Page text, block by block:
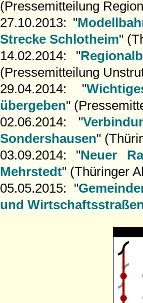
(Pressemitteilung
27.10.2013: "
Strecke Schlotheim"
14.02.2014: "
(Pressemitteilung
29.04.2014: "
übergeben"
02.06.2014: "
Sondershausen"
03.09.2014: "Neuer
Mehrstedt" (Thüringer
05.05.2015: "
und